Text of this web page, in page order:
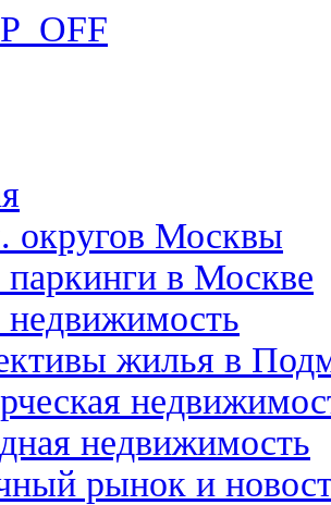
округов Москвы
в Москве
жилья в
недвижимость
рынок и